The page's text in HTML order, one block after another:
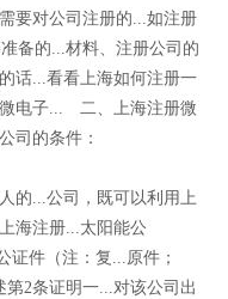
要对公司注册的...如注册
备的...材料、注册公司的
话...看看上海如何注册一
电子... 二、上海注册微
司的条件：
的...公司，既可以利用上
海注册...太阳能公
证件（注：复...原件；
2条证明一...对该公司出